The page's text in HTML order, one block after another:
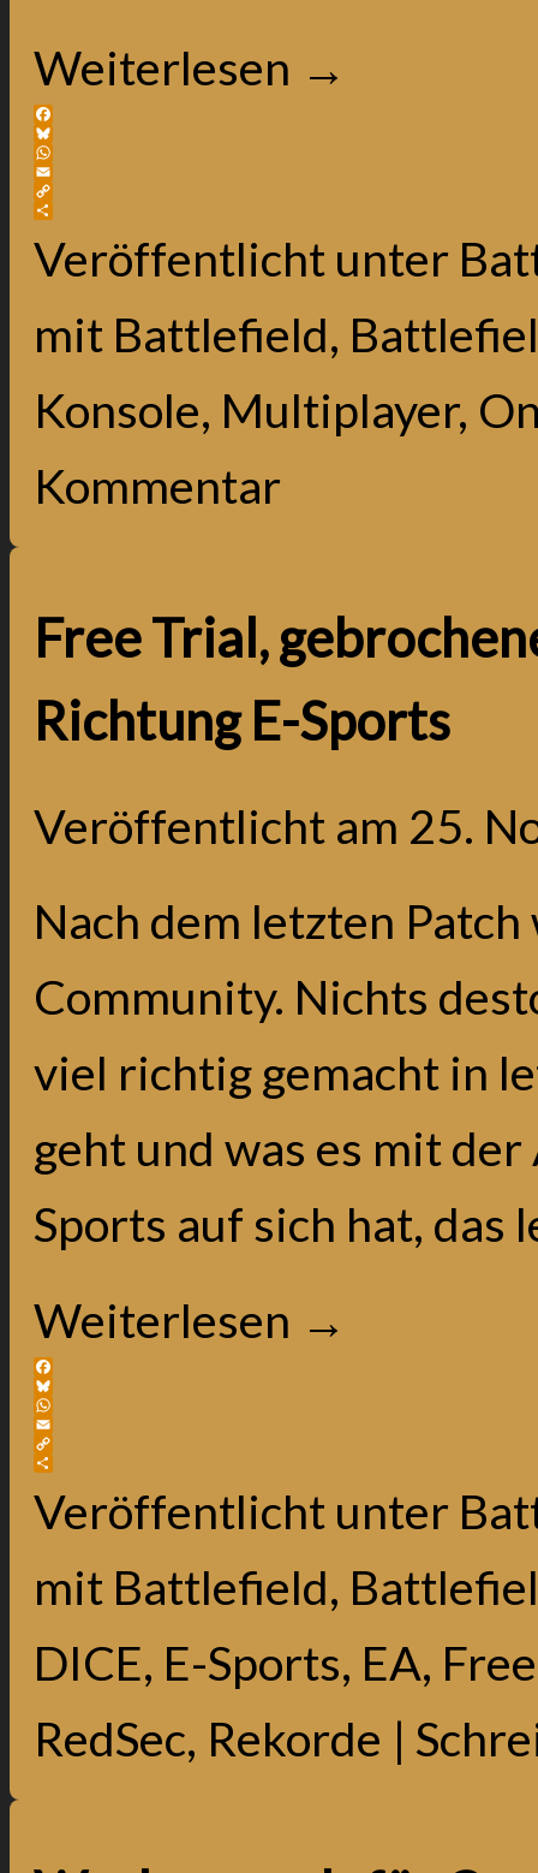
Weiterlesen →
Facebook
Bluesky
WhatsApp
Email
Copy
Link
Teilen
Veröffentlicht unter
mit Battlefield,
Konsole, Multiplayer,
Kommentar
Free Trial,
Richtung E-Sports
Veröffentlicht am 25.
Nach dem letzten
Community. Nichts
viel richtig gemacht in
geht und was es mit
Sports auf sich hat, das
Weiterlesen →
Facebook
Bluesky
WhatsApp
Email
Copy
Veröffentlicht unter
mit Battlefield,
DICE, E-Sports, EA,
RedSec, Rekorde |